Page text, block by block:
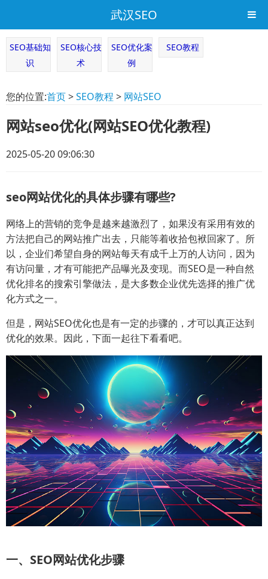
武汉SEO
SEO基础知
识
SEO核心技
术
SEO优化案
例
SEO教程
您的位置:首页>SEO教程 > 网站SEO
网站seo优化(网站SEO优化教程)
2025-05-20 09:06:30
seo网站优化的具体步骤有哪些?
网络上的营销的竞争是越来越激烈了，如果没有采用有效的
方法把自己的网站推广出去，只能等着收拾包袱回家了。所
以，企业们希望自身的网站每天有成千上万的人访问，因为
有访问量，才有可能把产品曝光及变现。而SEO是一种自然
优化排名的搜索引擎做法，是大多数企业优先选择的推广优
化方式之一。
但是，网站SEO优化也是有一定的步骤的，才可以真正达到
优化的效果。因此，下面一起往下看看吧。
一、SEO网站优化步骤